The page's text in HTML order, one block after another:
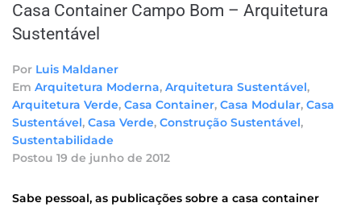
Casa Container Campo Bom – Arquitetura
Sustentável
Por Luis Maldaner
Em Arquitetura Moderna, Arquitetura Sustentável,
Arquitetura Verde, Casa Container, Casa Modular, Casa
Sustentável, Casa Verde, Construção Sustentável,
Sustentabilidade
Postou 19 de junho de 2012
Sabe pessoal, as publicações sobre a casa container